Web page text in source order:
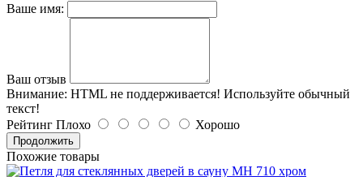
Ваше имя:
Ваш отзыв
Внимание: HTML не поддерживается! Используйте обычный
текст!
Рейтинг Плохо Хорошо
Продолжить
Похожие товары